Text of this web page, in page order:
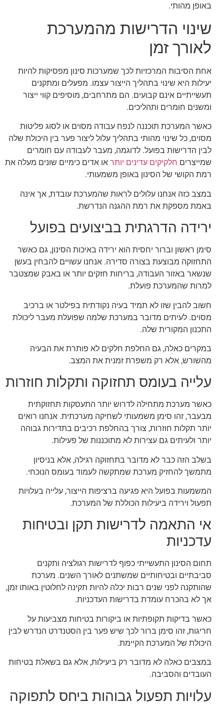
באופן מהותי.
שינוי הדרישות מהמערכת
לאורך זמן
אחת הסיבות המרכזיות לכך שמערכות סינון מפסיקות להיות
יעילות היא שינוי בתהליך הייצור עצמו. מפעלים ומתקנים
תעשייתיים אינם קבועים. הם מתרחבים, מוסיפים קווי ייצור
ומשנים חומרים ותהליכים.
כאשר המערכת תוכננה לנפח עבודה מסוים או לסוג פליטות
מסוים, כל שינוי מהותי בתהליך עלול ליצור פער בין היכולת שלה
לבין הדרישות בפועל. לדוגמה, מעבר לעבודה עם חומרים
שמייצרים חלקיקים עדינים יותר או אדים כימיים שונים מעלה את
רמת הקושי של הסינון באופן משמעותי.
במצב כזה אנחנו עלולים לראות שהמערכת עובדת, אך אינה
באמת מספקת את רמת ההגנה הנדרשת.
ירידה הדרגתית בביצועים בפועל
סימן ראשון וברור יחסית הוא ירידה באיכות הסינון, גם כאשר
התחזוקה מבוצעת בצורה סדירה. אנחנו עשויים להבחין בעשן
שנשאר באזור העבודה, בריחות חזקים יותר או באבק שמצטבר
למרות שהמערכת פועלת.
חשוב להבין שזו לא תמיד בעיה נקודתית בפילטר או ברכיב
מסוים. לעיתים מדובר במערכת שלמה שפועלת מעבר ליכולת
התכנון המקורית שלה.
במקרים כאלה, גם החלפת חלקים לא פותרת את הבעיה
מהשורש, אלא רק משפרת זמנית את המצב.
עלייה בעומס תחזוקה ותקלות חוזרות
כאשר מערכת מתחילה לדרוש יותר התעסקות תחזוקתית
מבעבר, זהו סימן משמעותי לשחיקה מערכתית. אנחנו רואים
יותר תקלות חוזרות, צורך בהחלפת רכיבים בתדירות גבוהה
יותר ולעיתים גם עצירות לא מתוכננות של פעילות.
בשלב הזה כבר לא מדובר בתחזוקה רגילה, אלא בניסיון
מתמשך להחזיק מערכת שמתקשה לעמוד בעומס הנוכחי.
המשמעות בפועל היא פגיעה ברציפות הייצור, עלייה בעלויות
תפעול וירידה ביעילות הכוללת של המערכת.
אי התאמה לדרישות תקן ובטיחות
עדכניות
תחום הסינון התעשייתי כפוף לדרישות רגולציה ותקנים
סביבתיים ובטיחותיים שמשתנים לאורך השנים. מערכת
שהותקנה לפני שנים רבות יכלה להיות תקינה לחלוטין באותו זמן,
אך לא בהכרח עומדת בדרישות העדכניות.
כאשר בדיקות תקופתיות או ביקורות בטיחות מצביעות על
חריגות, זהו סימן ברור לכך שיש פער בין הסטנדרט הנדרש לבין
היכולת של המערכת הקיימת.
במצבים כאלה לא מדובר רק ביעילות, אלא גם בשאלת בטיחות
העובדים והסביבה.
עלויות תפעול גבוהות ביחס לתפוקה